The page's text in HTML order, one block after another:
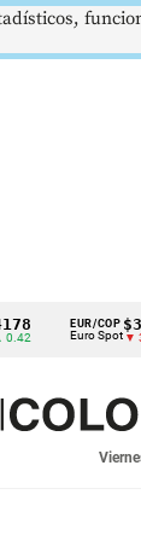
EUR/COP
Euro Spot
$3639
▼ 33.00